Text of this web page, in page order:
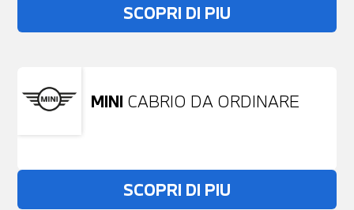
SCOPRI DI PIU
MINI CABRIO DA ORDINARE
SCOPRI DI PIU